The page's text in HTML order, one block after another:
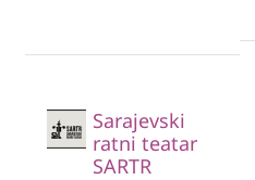
Sarajevski
ratni teatar
SARTR